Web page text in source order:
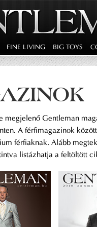
FINE LIVING BIG TOYS
megjelenő Gentleman
A férfimagazinok
férfiaknak. Alább
listázhatja a feltöltött